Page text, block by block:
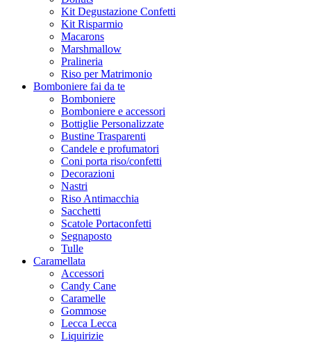
Kit Degustazione Confetti
Kit Risparmio
Macarons
Marshmallow
Pralineria
Riso per Matrimonio
Bomboniere fai da te
Bomboniere
Bomboniere e accessori
Bottiglie Personalizzate
Bustine Trasparenti
Candele e profumatori
Coni porta riso/confetti
Decorazioni
Nastri
Riso Antimacchia
Sacchetti
Scatole Portaconfetti
Segnaposto
Tulle
Caramellata
Accessori
Candy Cane
Caramelle
Gommose
Lecca Lecca
Liquirizie